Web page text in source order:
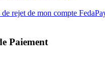
de rejet de mon compte
Paiement